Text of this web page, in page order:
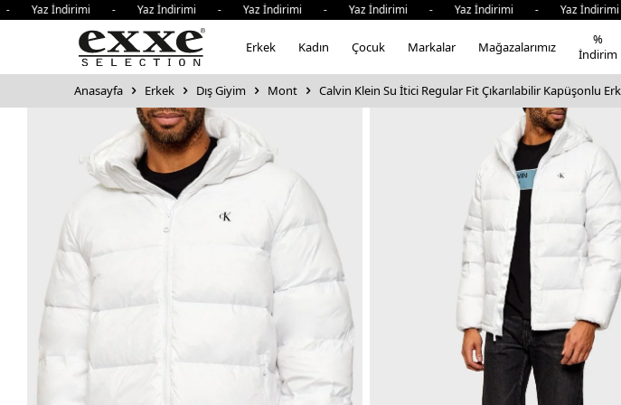
İndirimi - Yaz İndirimi - Yaz İndirimi - Yaz İndirimi - Yaz İndirimi - Yaz
Erkek Kadın Çocuk Markalar Mağazalarımız
%
İndirim
Anasayfa Erkek Dış Giyim Mont Calvin Klein Su İtici Regular Fit Çıkarılabilir Kapüşonlu